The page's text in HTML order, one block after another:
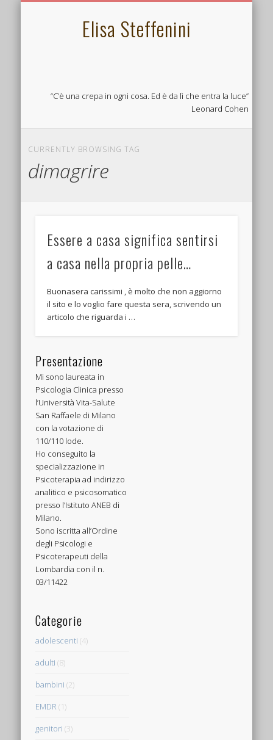
Elisa Steffenini
“C’è una crepa in ogni cosa. Ed è da lì che entra la luce”
Leonard Cohen
CURRENTLY BROWSING TAG
dimagrire
Essere a casa significa sentirsi
a casa nella propria pelle…
Buonasera carissimi , è molto che non aggiorno
il sito e lo voglio fare questa sera, scrivendo un
articolo che riguarda i …
Presentazione
Mi sono laureata in
Psicologia Clinica presso
l’Università Vita-Salute
San Raffaele di Milano
con la votazione di
110/110 lode.
Ho conseguito la
specializzazione in
Psicoterapia ad indirizzo
analitico e psicosomatico
presso l’Istituto ANEB di
Milano.
Sono iscritta all’Ordine
degli Psicologi e
Psicoterapeuti della
Lombardia con il n.
03/11422
Categorie
adolescenti (4)
adulti (8)
bambini (2)
EMDR (1)
genitori (3)